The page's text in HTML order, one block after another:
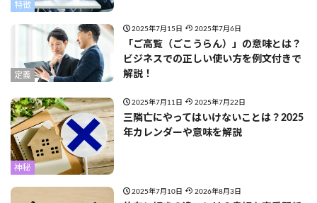
特徴
定義
2025年7月15日 2025年7月6日
「ご高覧（ごこうらん）」の意味とは？
ビジネスでの正しい使い方を例文付きで
解説！
神秘
2025年7月11日 2025年7月22日
三隣亡にやってはいけないことは？2025
年カレンダーや意味を解説
2025年7月10日 2026年8月3日